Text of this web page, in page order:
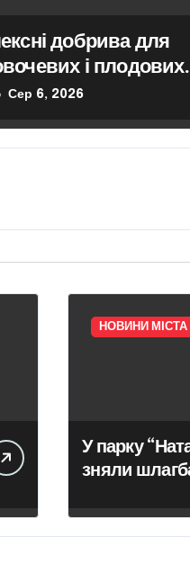
добрива для
і плодових
вибору
Сер 6, 2026
НОВИНИ МІСТА
У парку
зняли
пішохідну
територію –